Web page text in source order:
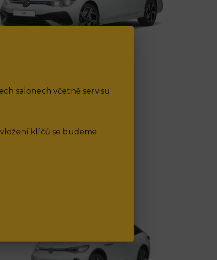
salonech včetně servisu
klíčů se budeme